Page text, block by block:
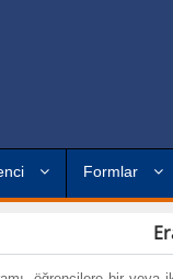
Formlar